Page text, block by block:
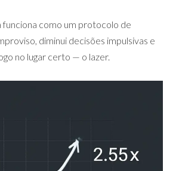
funciona como um protocolo de
diminui decisões impulsivas e
no lugar certo — o lazer.